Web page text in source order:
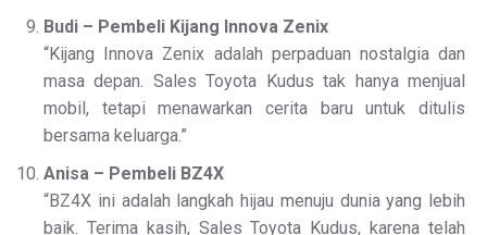
Budi – Pembeli Kijang Innova Zenix
“Kijang Innova Zenix adalah perpaduan nostalgia dan
masa depan. Sales Toyota Kudus tak hanya menjual
mobil, tetapi menawarkan cerita baru untuk ditulis
bersama keluarga.”
Anisa – Pembeli BZ4X
“BZ4X ini adalah langkah hijau menuju dunia yang lebih
baik. Terima kasih, Sales Toyota Kudus, karena telah